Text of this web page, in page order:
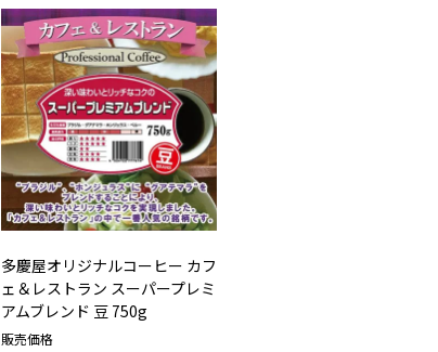
多慶屋オリジナルコーヒー カフ
ェ＆レストラン スーパープレミ
アムブレンド 豆 750g
販売価格